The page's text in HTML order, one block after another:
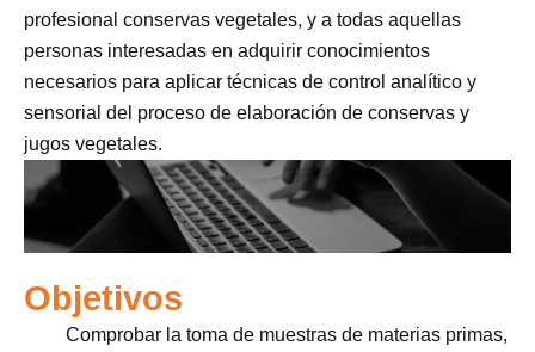
profesional conservas vegetales, y a todas aquellas
personas interesadas en adquirir conocimientos
necesarios para aplicar técnicas de control analítico y
sensorial del proceso de elaboración de conservas y
jugos vegetales.
Objetivos
Comprobar la toma de muestras de materias primas,